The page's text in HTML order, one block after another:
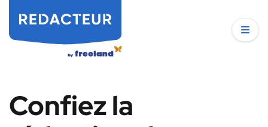
Confiez la